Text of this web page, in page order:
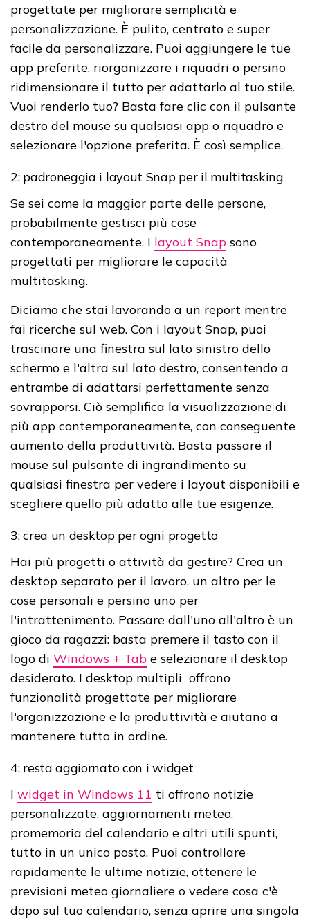
progettate per migliorare semplicità e
personalizzazione. È pulito, centrato e super
facile da personalizzare. Puoi aggiungere le tue
app preferite, riorganizzare i riquadri o persino
ridimensionare il tutto per adattarlo al tuo stile.
Vuoi renderlo tuo? Basta fare clic con il pulsante
destro del mouse su qualsiasi app o riquadro e
selezionare l'opzione preferita. È così semplice.
2: padroneggia i layout Snap per il multitasking
Se sei come la maggior parte delle persone,
probabilmente gestisci più cose
contemporaneamente. I layout Snap sono
progettati per migliorare le capacità
multitasking.
Diciamo che stai lavorando a un report mentre
fai ricerche sul web. Con i layout Snap, puoi
trascinare una finestra sul lato sinistro dello
schermo e l'altra sul lato destro, consentendo a
entrambe di adattarsi perfettamente senza
sovrapporsi. Ciò semplifica la visualizzazione di
più app contemporaneamente, con conseguente
aumento della produttività. Basta passare il
mouse sul pulsante di ingrandimento su
qualsiasi finestra per vedere i layout disponibili e
scegliere quello più adatto alle tue esigenze.
3: crea un desktop per ogni progetto
Hai più progetti o attività da gestire? Crea un
desktop separato per il lavoro, un altro per le
cose personali e persino uno per
l'intrattenimento. Passare dall'uno all'altro è un
gioco da ragazzi: basta premere il tasto con il
logo di Windows + Tab e selezionare il desktop
desiderato. I desktop multipli offrono
funzionalità progettate per migliorare
l'organizzazione e la produttività e aiutano a
mantenere tutto in ordine.
4: resta aggiornato con i widget
I widget in Windows 11 ti offrono notizie
personalizzate, aggiornamenti meteo,
promemoria del calendario e altri utili spunti,
tutto in un unico posto. Puoi controllare
rapidamente le ultime notizie, ottenere le
previsioni meteo giornaliere o vedere cosa c'è
dopo sul tuo calendario, senza aprire una singola